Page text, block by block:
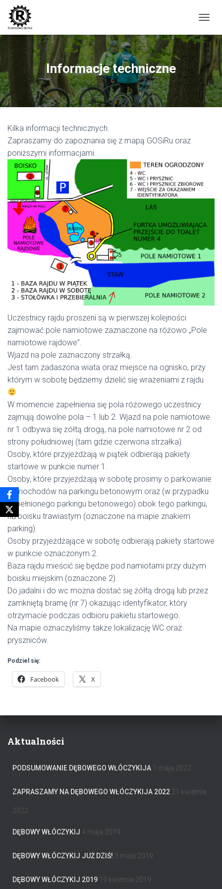
R
Z
Ą
Z
N
Informacje techniczne
Kilka informacji technicznych.
Zapraszamy do zapoznania się z mapą GOSiRu oraz
poniższymi informacjami.
Uczestnicy rajdu proszeni są w pierwszej kolejności
zajmować pole namiotowe zaznaczone na różowo „Pole
namiotowe rajdowe”.
Wjazd na pole zaznaczony strzałką.
Jest tam zadaszona wiata oraz miejsce na ognisko, przy
którym w sobotę będziemy dzielić się wrażeniami z rajdu
W momencie zapełnienia się pola różowego uczestnicy
zajmują dowolne pola – 1 lub 2. Wjazd na pole namiotowe
nr 1 odbywa się żółtą drogą, na pole namiotowe nr 2 od
strony południowej (tam gdzie czerwona strzałka).
Osoby, które przyjeżdżają w piątek odbierają pakiety
startowe w punkcie numer 1.
Osoby, które przyjeżdżają w sobotę prosimy o parkowanie
samochodów na parkingu betonowym oraz (w przypadku
zapełnionego parkingu betonowego) obok tego parkingu,
na boisku trawiastym (oznaczone na mapie znakiem
parking).
Osoby przyjeżdżające w sobotę odbierają pakiety startowe
w punkcie oznaczonym 2.
Baza rajdu mieścić się będzie pod namiotami przy dużym
boisku miejskim (oznaczone 2).
Do jadalni i do wc można dostać się żółtą drogą lub przez
zamkniętą bramę (nr 7) okazując identyfikator, który
otrzymacie podczas odbioru pakietu startowego.
Na mapie oznaczyliśmy także lokalizację WC oraz
pryszniców.
Podziel się:
Facebook X
Aktualności
PODSUMOWANIE DĘBOWEGO WŁÓCZYKIJA 1 maja 2022
ZAPRASZAMY NA DĘBOWEGO WŁÓCZYKIJA 2022 21 kwietnia
2022
DĘBOWY WŁÓCZYKIJ 4 maja 2019
DĘBOWY WŁÓCZYKIJ JUŻ DZIŚ! 3 maja 2019
DĘBOWY WŁÓCZYKIJ 2019 19 kwietnia 2019